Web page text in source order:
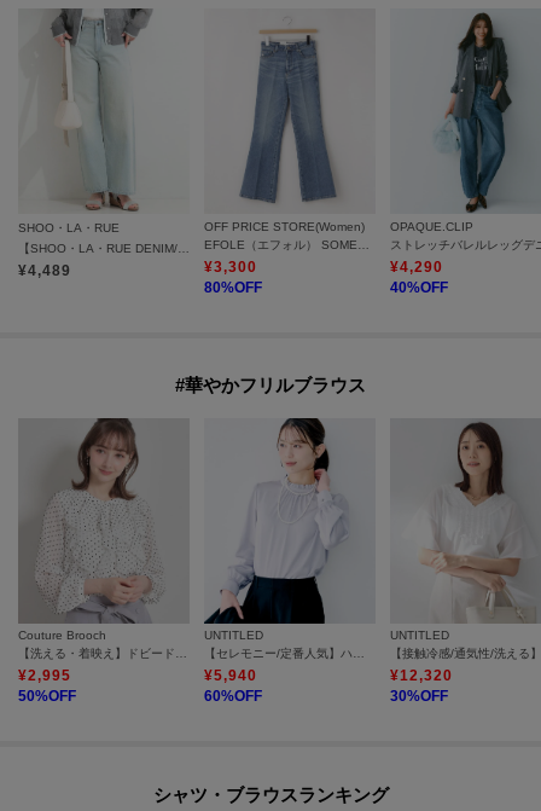
SHOO・LA・RUE
¥4,489
OFF PRICE STORE(Women)
¥3,300
80%OFF
OPAQUE.CLIP
¥4,290
40%OFF
#華やかフリルブラウス
Couture Brooch
【洗える・着映え】ドビードット フリルブラウス
¥2,995
50%OFF
UNTITLED
【セレモニー/定番人気】ハイネックフリル ブラウス
¥5,940
60%OFF
UNTITLED
¥12,320
30%OFF
シャツ・ブラウスランキング